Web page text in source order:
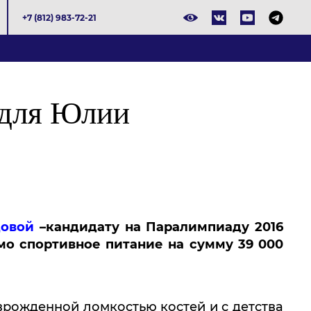
+7 (812) 983-72-21
Юлии
–кандидату на Паралимпиаду 2016
спортивное питание на сумму 39 000
ломкостью костей и с детства